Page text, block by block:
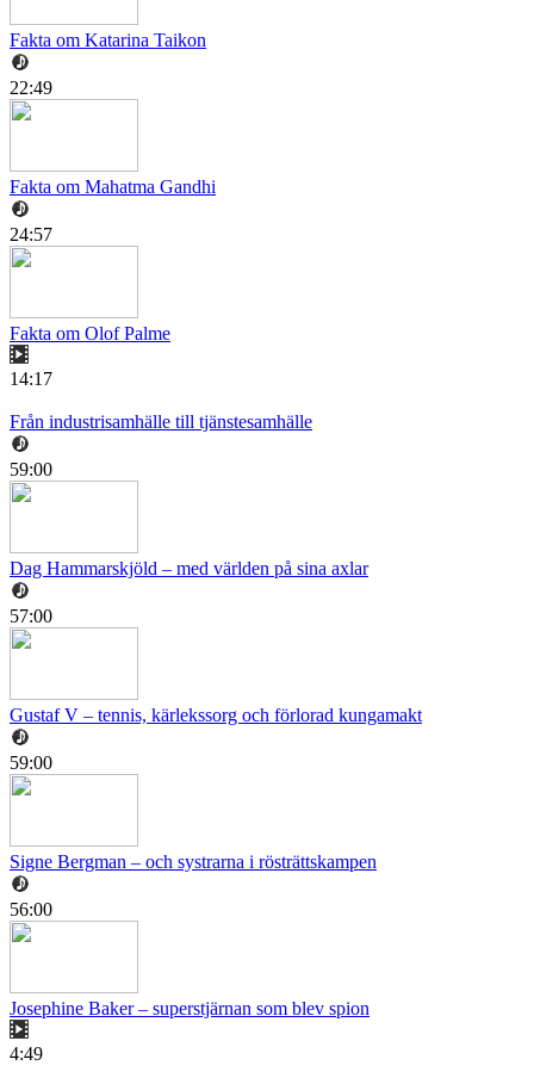
Fakta om Katarina Taikon
22:49
Fakta om Mahatma Gandhi
24:57
Fakta om Olof Palme
14:17
Från industrisamhälle till tjänstesamhälle
59:00
Dag Hammarskjöld – med världen på sina axlar
57:00
Gustaf V – tennis, kärlekssorg och förlorad kungamakt
59:00
Signe Bergman – och systrarna i rösträttskampen
56:00
Josephine Baker – superstjärnan som blev spion
4:49